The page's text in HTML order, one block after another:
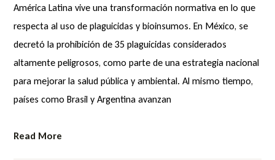
América Latina vive una transformación normativa en lo que
respecta al uso de plaguicidas y bioinsumos. En México, se
decretó la prohibición de 35 plaguicidas considerados
altamente peligrosos, como parte de una estrategia nacional
para mejorar la salud pública y ambiental. Al mismo tiempo,
países como Brasil y Argentina avanzan
Read More